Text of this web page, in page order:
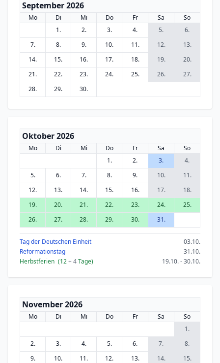
September 2026
Mo Di Mi Do Fr Sa
So
1.
2. 3. 4. 5.
6.
7.
8. 9. 10. 11. 12.
13.
14.
15. 16. 17. 18. 19.
20.
21.
22. 23. 24. 25. 26.
27.
28.
29. 30.
Oktober 2026
Mo Di Mi Do Fr Sa
So
1.
2. 3.
4.
5.
6. 7. 8. 9. 10.
11.
12.
13. 14. 15. 16. 17.
18.
19.
20. 21. 22. 23. 24.
25.
26.
27. 28. 29. 30. 31.
Tag der Deutschen Einheit
03.10.
Reformationstag
31.10.
Herbstferien (12+ 4Tage) 19.10. - 30.10.
November 2026
Mo Di Mi Do Fr Sa
So
1.
2.
3. 4. 5. 6. 7.
8.
9.
10. 11. 12. 13. 14.
15.